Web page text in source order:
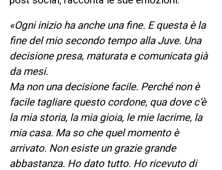
«Ogni inizio ha anche una fine. E questa è la
fine del mio secondo tempo alla Juve. Una
decisione presa, maturata e comunicata già
da mesi.
Ma non una decisione facile. Perché non è
facile tagliare questo cordone, qua dove c’è
la mia storia, la mia gioia, le mie lacrime, la
mia casa. Ma so che quel momento è
arrivato. Non esiste un grazie grande
abbastanza. Ho dato tutto. Ho ricevuto di